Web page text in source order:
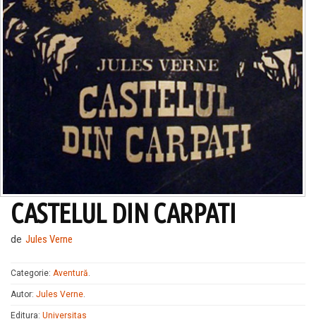
CASTELUL DIN CARPATI
de Jules Verne
Categorie: Aventură.
Autor: Jules Verne.
Editura: Universitas